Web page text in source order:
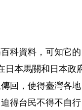
科資料，可知它的
日本馬關和日本政
回，使得臺灣各地
得台民不得不自行